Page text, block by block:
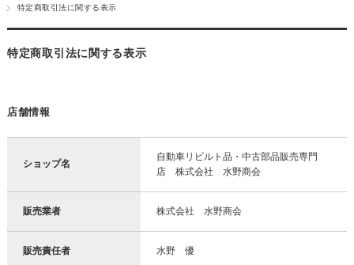
特定商取引法に関する表示
特定商取引法に関する表示
店舗情報
ショップ名
自動車リビルト品・中古部品販売専門
店 株式会社 水野商会
販売業者 株式会社 水野商会
販売責任者 水野 優